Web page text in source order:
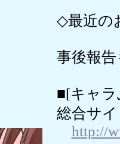
◇最近の
事後報
■[キャ
総合サ
http://